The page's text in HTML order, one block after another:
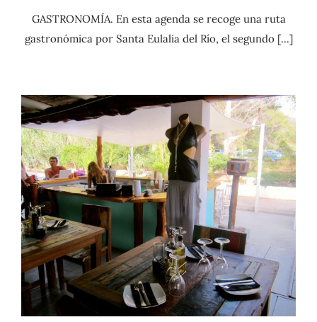
GASTRONOMÍA. En esta agenda se recoge una ruta
gastronómica por Santa Eulalia del Río, el segundo [...]